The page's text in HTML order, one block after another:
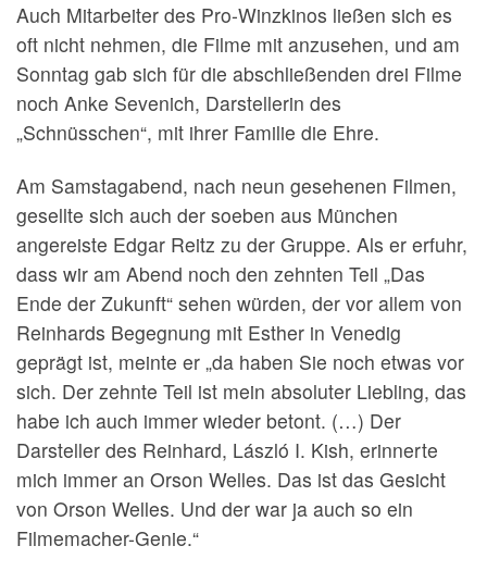
Auch Mitarbeiter des Pro-Winzkinos ließen sich es
oft nicht nehmen, die Filme mit anzusehen, und am
Sonntag gab sich für die abschließenden drei Filme
noch Anke Sevenich, Darstellerin des
„Schnüsschen“, mit ihrer Familie die Ehre.
Am Samstagabend, nach neun gesehenen Filmen,
gesellte sich auch der soeben aus München
angereiste Edgar Reitz zu der Gruppe. Als er erfuhr,
dass wir am Abend noch den zehnten Teil „Das
Ende der Zukunft“ sehen würden, der vor allem von
Reinhards Begegnung mit Esther in Venedig
geprägt ist, meinte er „da haben Sie noch etwas vor
sich. Der zehnte Teil ist mein absoluter Liebling, das
habe ich auch immer wieder betont. (…) Der
Darsteller des Reinhard, László I. Kish, erinnerte
mich immer an Orson Welles. Das ist das Gesicht
von Orson Welles. Und der war ja auch so ein
Filmemacher-Genie.“